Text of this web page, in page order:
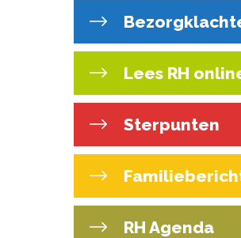
Lees RH
Sterpunten
RH Agenda